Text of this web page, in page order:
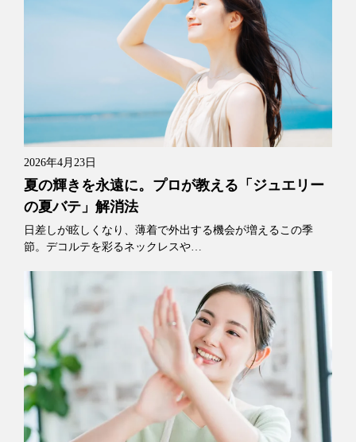
2026年4月23日
夏の輝きを永遠に。プロが教える「ジュエリー
の夏バテ」解消法
日差しが眩しくなり、薄着で外出する機会が増えるこの季
節。デコルテを彩るネックレスや…